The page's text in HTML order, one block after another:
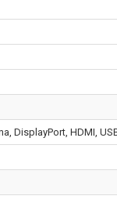
DisplayPort, HDMI,